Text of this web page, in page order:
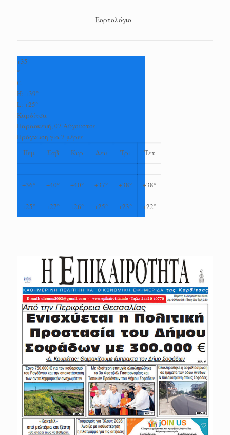
Εορτολόγιο
+35
°
C
H: +39°
L: +25°
Καρδίτσα
Παρασκευή, 07 Αύγουστος
Πρόγνωση για 7 μέρες
Πεμ
Σαβ Κυρ Δευ Τρι Τετ
+36° +40° +40° +37° +38° +38°
+25° +27° +26° +25° +23° +22°